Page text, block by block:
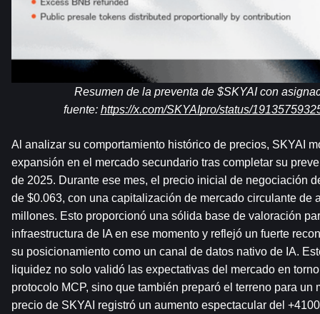
Resumen de la preventa de $SKYAI con
fuente: https://x.com/SKYAIpro/status/
Al analizar su comportamiento histórico de precios, SKYAI
expansión en el mercado secundario tras completar su
de 2025. Durante ese mes, el precio inicial de negociación
de $0.063, con una capitalización de mercado circulante de
millones. Esto proporcionó una sólida base de valoración
infraestructura de IA en ese momento y reflejó un fuerte
su posicionamiento como un canal de datos nativo de IA.
liquidez no solo validó las expectativas del mercado en
protocolo MCP, sino que también preparó el terreno para un
precio de SKYAI registró un aumento espectacular del